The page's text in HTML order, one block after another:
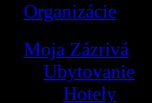
Organizácie
Moja Zázrivá
Ubytovanie
Hotely